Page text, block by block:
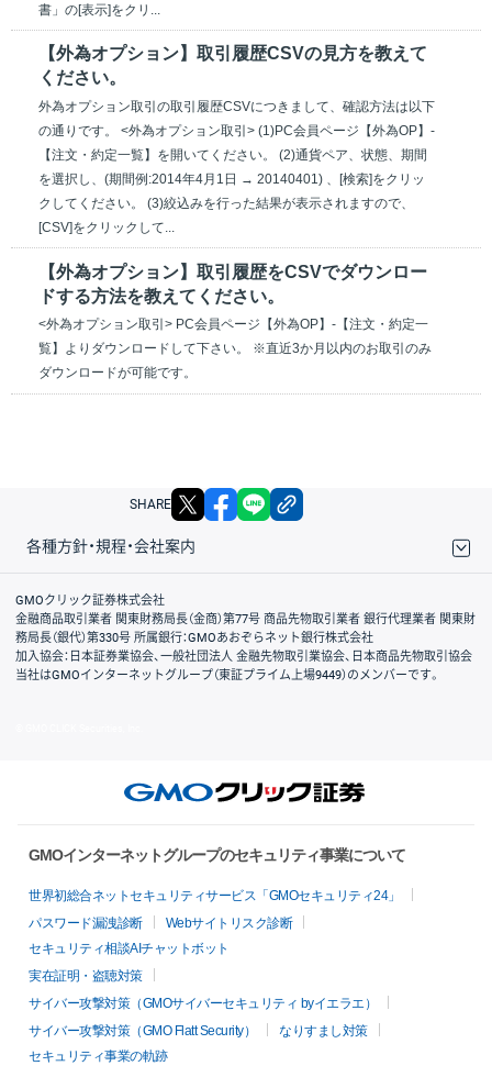
書」の[表示]をクリ...
【外為オプション】取引履歴CSVの見方を教えて
ください。
外為オプション取引の取引履歴CSVにつきまして、確認方法は以下
の通りです。 <外為オプション取引> (1)PC会員ページ【外為OP】-
【注文・約定一覧】を開いてください。 (2)通貨ペア、状態、期間
を選択し、(期間例:2014年4月1日 → 20140401) 、[検索]をクリッ
クしてください。 (3)絞込みを行った結果が表示されますので、
[CSV]をクリックして...
【外為オプション】取引履歴をCSVでダウンロー
ドする方法を教えてください。
<外為オプション取引> PC会員ページ【外為OP】-【注文・約定一
覧】よりダウンロードして下さい。 ※直近3か月以内のお取引のみ
ダウンロードが可能です。
SHARE X facebook
各種方針・規程・会社案内
取引規程・約款
サイトマップ
その他のご案内
個人情報保護方針
最良執行方針
サイトのご利用について
ディスクレイマー
信託保全
リスク説明
会社案内
GMOクリック証券株式会社
金融商品取引業者 関東財務局長（金商）第77号 商品先物取引業者 銀行代理業者 関東財
務局長（銀代）第330号 所属銀行：GMOあおぞらネット銀行株式会社
加入協会：日本証券業協会、一般社団法人 金融先物取引業協会、日本商品先物取引協会
当社はGMOインターネットグループ（東証プライム上場9449）のメンバーです。
GMOインターネットグループのセキュリティ事業について
世界初総合ネットセキュリティサービス「GMOセキュリティ24」
パスワード漏洩診断
Webサイトリスク診断
セキュリティ相談AIチャットボット
実在証明・盗聴対策
サイバー攻撃対策（GMOサイバーセキュリティ byイエラエ）
サイバー攻撃対策（GMO Flatt Security）
なりすまし対策
セキュリティ事業の軌跡